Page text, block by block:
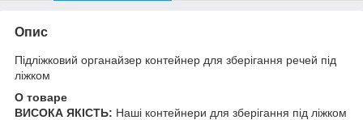
Опис
Підліжковий органайзер контейнер для зберігання речей під
ліжком
О товаре
ВИСОКА ЯКІСТЬ: Наші контейнери для зберігання під ліжком